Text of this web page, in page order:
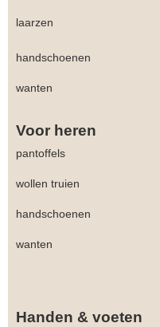
laarzen
handschoenen
wanten
Voor heren
pantoffels
wollen truien
handschoenen
wanten
Handen & voeten